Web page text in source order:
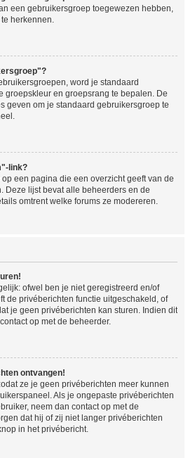
een gebruikersgroep toegewezen hebben,
herkennen.
word je standaard
groepskleur en groepsrang te bepalen. De
geven om je standaard gebruikersgroep te
link?
een pagina die een overzicht geeft van de
Deze lijst bevat alle beheerders en de
omtrent welke forums ze modereren.
ofwel ben je niet geregistreerd en/of
de privéberichten functie uitgeschakeld, of
je geen privéberichten kan sturen. Indien dit
op met de beheerder.
ontvangen!
ze je geen privéberichten meer kunnen
Als je ongepaste privéberichten
neem dan contact op met de
dat hij of zij niet langer privéberichten
in het privébericht.